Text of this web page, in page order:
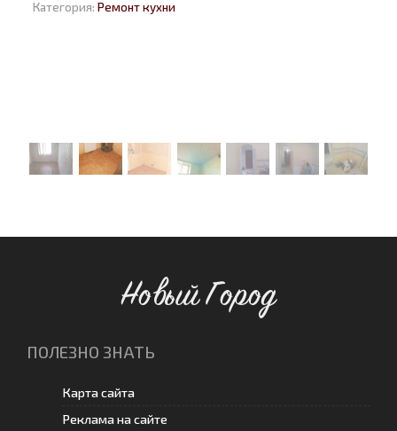
Категория: Ремонт кухни
Новый Город
ПОЛЕЗНО ЗНАТЬ
Карта сайта
Реклама на сайте